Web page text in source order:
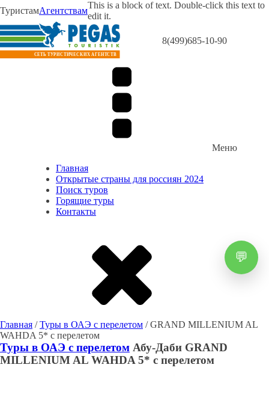
ТуристамАгентствам
This is a block of text. Double-click this text to
edit it.
8(499)685-10-90
Меню
Главная
Открытые страны для россиян 2024
Поиск туров
Горящие туры
Контакты
Главная /Туры в ОАЭ с перелетом / GRAND MILLENIUM AL
WAHDA 5* с перелетом
Туры в ОАЭ с перелетом Абу-Даби GRAND
MILLENIUM AL WAHDA 5* с перелетом